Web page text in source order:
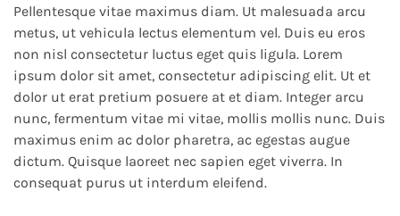
Pellentesque vitae maximus diam. Ut malesuada arcu
metus, ut vehicula lectus elementum vel. Duis eu eros
non nisl consectetur luctus eget quis ligula. Lorem
ipsum dolor sit amet, consectetur adipiscing elit. Ut et
dolor ut erat pretium posuere at et diam. Integer arcu
nunc, fermentum vitae mi vitae, mollis mollis nunc. Duis
maximus enim ac dolor pharetra, ac egestas augue
dictum. Quisque laoreet nec sapien eget viverra. In
consequat purus ut interdum eleifend.